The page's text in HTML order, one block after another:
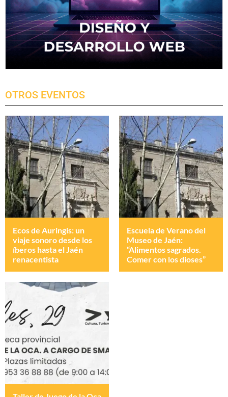
OTROS EVENTOS
Ecos de Auringis: un
viaje sonoro desde los
íberos hasta el Jaén
renacentista
Escuela de Verano del
Museo de Jaén:
“Alimentos sagrados.
Comer con los dioses”